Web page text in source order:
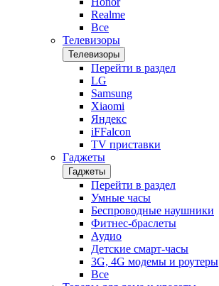
Realme
Все
Телевизоры
Телевизоры
Перейти в раздел
LG
Samsung
Xiaomi
Яндекс
iFFalcon
TV приставки
Гаджеты
Гаджеты
Перейти в раздел
Умные часы
Беспроводные наушники
Фитнес-браслеты
Аудио
Детские смарт-часы
3G, 4G модемы и роутеры
Все